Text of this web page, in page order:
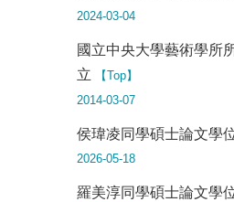
2024-03-04
國立中央大學藝術學所
立
【Top】
2014-03-07
侯瑋凌同學碩士論文學
2026-05-18
羅美淳同學碩士論文學